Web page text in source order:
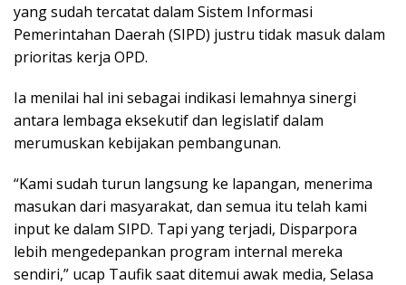
yang sudah tercatat dalam Sistem Informasi
Pemerintahan Daerah (SIPD) justru tidak masuk dalam
prioritas kerja OPD.
Ia menilai hal ini sebagai indikasi lemahnya sinergi
antara lembaga eksekutif dan legislatif dalam
merumuskan kebijakan pembangunan.
“Kami sudah turun langsung ke lapangan, menerima
masukan dari masyarakat, dan semua itu telah kami
input ke dalam SIPD. Tapi yang terjadi, Disparpora
lebih mengedepankan program internal mereka
sendiri,” ucap Taufik saat ditemui awak media, Selasa